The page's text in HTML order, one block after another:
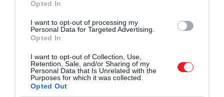
Opted In
I want to opt-out of processing my
Personal Data for Targeted Advertising.
Opted In
I want to opt-out of Collection, Use,
Retention, Sale, and/or Sharing of my
Personal Data that Is Unrelated with the
Purposes for which it was collected.
Opted Out
A lassú működés intelligenciája Goda
Gábor vegyészmérnökkel (x)
A receptorok, az idegpályák, a hormonális válaszok
már egy korábbi mintázat szerint működnek.
Gyorsabban reagálnak. Óvatosabbak. Vagy éppen